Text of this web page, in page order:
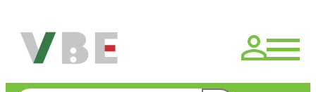
springen